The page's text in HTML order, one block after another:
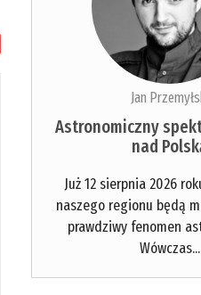
Jan
Astronomiczny
nad
Już 12 sierpnia 2026
naszego regionu będą
prawdziwy fenomen
Wówczas...